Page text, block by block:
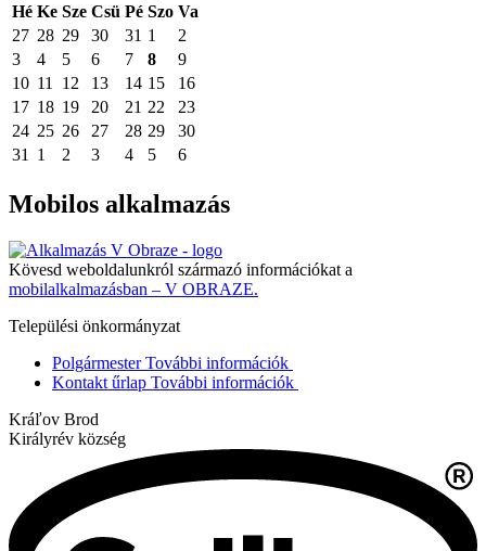
Hé Ke Sze Csü Pé Szo Va
27 28 29 30 31 1
2
3
4 5 6 7 8
9
10 11 12 13 14 15
16
17 18 19 20 21 22
23
24 25 26 27 28 29
30
31
1 2 3 4 5 6
Mobilos alkalmazás
Kövesd weboldalunkról származó információkat a
mobilalkalmazásban – V OBRAZE.
Települési önkormányzat
Polgármester További információk
Kontakt űrlap További információk
Kráľov Brod
Királyrév község